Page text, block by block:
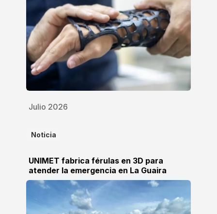
Julio 2026
Noticia
UNIMET fabrica férulas en 3D para
atender la emergencia en La Guaira